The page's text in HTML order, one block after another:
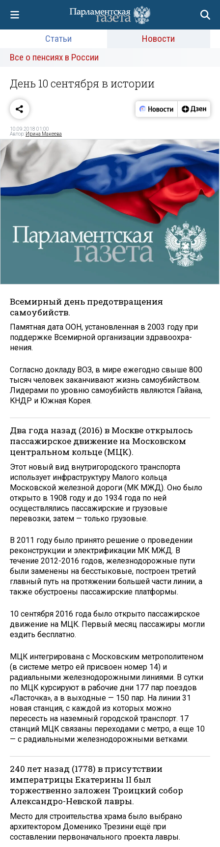
Статьи
Новости
Все о пенсиях в России
День 10 сентября в истории
10.09.2018 01:00
Автор: Ирина Макеева
Всемирный день предотвращения
самоубийств.
Памятная дата ООН, установленная в 2003 году при
поддержке Всемирной организации здравоохра­
нения.
Согласно докладу ВОЗ, в мире ежегодно свыше 800
тысяч человек заканчивают жизнь самоубийством.
Лидерами по уровню самоубийств являются Гайана,
КНДР и Южная Корея.
Два года назад (2016) в Москве открылось
пассажирское дви­жение на Московском
центральном кольце (МЦК).
Этот новый вид внутригород­ского транспорта
использует инфраструктуру Малого кольца
Московской железной дороги (МК МЖД). Оно было
открыто в 1908 году и до 1934 года по ней
осуществлялись пассажирские и грузовые
перевозки, затем — только грузовые.
В 2011 году было принято решение о проведении
реконструкции и электрификации МК МЖД. В
течение 2012-2016 годов, железнодорожные пути
были заменены на бесстыковые, построен третий
главный путь на протяжении большей части линии, а
также обустроены пассажирские платформы.
10 сентября 2016 года было открыто пассажирское
движение на МЦК. Первый месяц пассажиры могли
ездить бесплатно.
МЦК интегрирована с Московским метрополитеном
(в системе метро ей присвоен номер 14) и
радиальными железнодорожными линиями. В сутки
по МЦК курсируют в рабочие дни 177 пар поездов
«Ласточка», а в выходные — 150 пар. На линии 31
новая станция, с каждой из которых можно
пересесть на наземный городской транспорт. 17
станций МЦК связаны переходами с метро, а еще 10
— с радиальными железнодорожными ветками.
240 лет назад (1778) в присутствии
императрицы Екатерины II был
торжественно заложен Троицкий собор
Александро-Невской лавры.
Место для строительства храма было выбрано
архитектором Доменико Трезини ещё при
составлении первоначального проекта лавры.